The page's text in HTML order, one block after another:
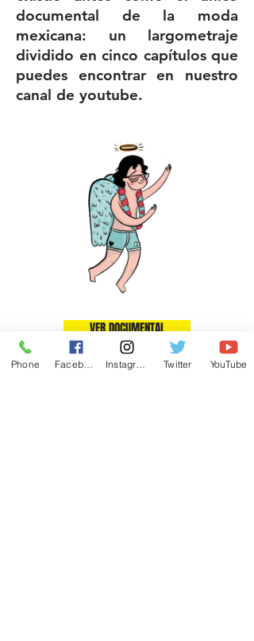
documental de la moda
mexicana: un largometraje
dividido en cinco capítulos que
puedes encontrar en nuestro
canal de youtube.
VER DOCUMENTAL
Phone Twitter YouTube